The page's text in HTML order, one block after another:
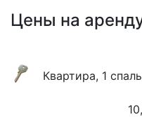
Цены на
Квартира, 1